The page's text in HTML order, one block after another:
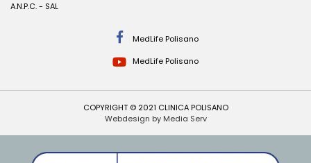
A.N.P.C. - SAL
MedLife Polisano
MedLife Polisano
COPYRIGHT © 2021 CLINICA POLISANO
Webdesign by Media Serv